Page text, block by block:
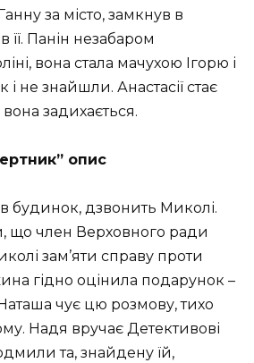
за місто, замкнув в
її. Панін незабаром
вона стала мачухою Ігорю і
і не знайшли. Анастасії стає
задихається.
опис
будинок, дзвонить Миколі.
що член Верховного ради
зам’яти справу проти
гідно оцінила подарунок –
чує цю розмову, тихо
Надя вручає Детективові
та, знайдену їй,